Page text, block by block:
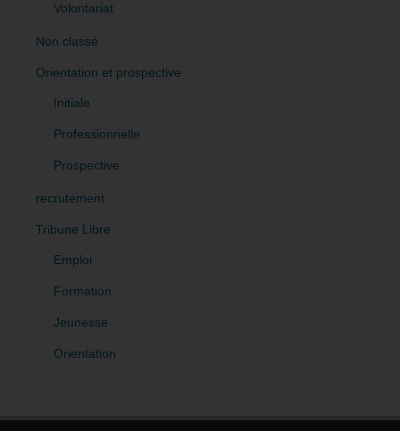
Volontariat
Non classé
Orientation et prospective
Initiale
Professionnelle
Prospective
recrutement
Tribune Libre
Emploi
Formation
Jeunesse
Orientation